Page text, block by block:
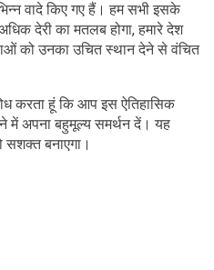
वादे किए गए हैं। हम सभी इसके
देरी का मतलब होगा, हमारे देश
को उनका उचित स्थान देने से वंचित
करता हूं कि आप इस ऐतिहासिक
में अपना बहुमूल्य समर्थन दें। यह
बनाएगा।